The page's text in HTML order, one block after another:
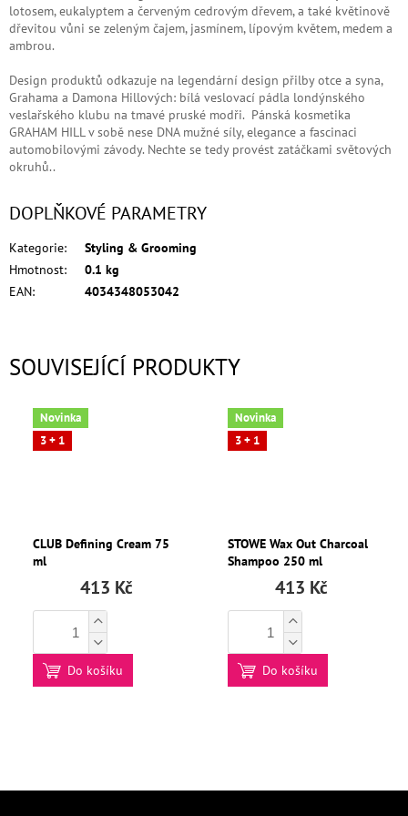
SOUVISEJÍCÍ PRODUKTY
Novinka
3 + 1
CLUB Defining Cream 75
ml
413 Kč
Do košíku
Novinka
3 + 1
STOWE Wax Out Charcoal
Shampoo 250 ml
413 Kč
Do košíku
lotosem, eukalyptem a červeným cedrovým dřevem, a také květinově
dřevitou vůni se zeleným čajem, jasmínem, lípovým květem, medem a
ambrou.
Design produktů odkazuje na legendární design přilby otce a syna,
Grahama a Damona Hillových: bílá veslovací pádla londýnského
veslařského klubu na tmavé pruské modři. Pánská kosmetika
GRAHAM HILL v sobě nese DNA mužné síly, elegance a fascinaci
automobilovými závody. Nechte se tedy provést zatáčkami světových
okruhů..
DOPLŇKOVÉ PARAMETRY
Kategorie:
Styling & Grooming
Hmotnost:
0.1 kg
EAN: 4034348053042